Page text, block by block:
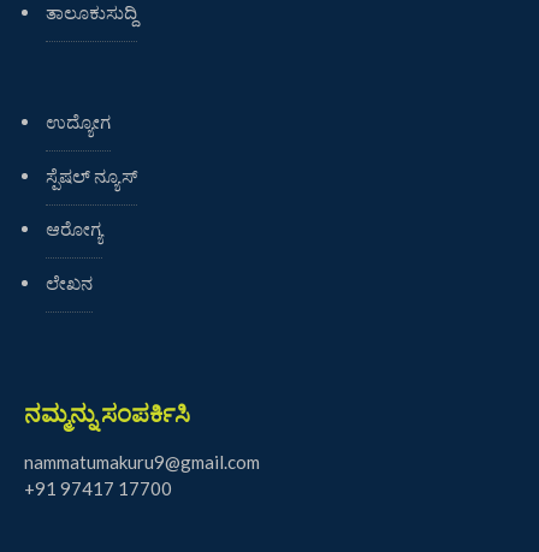
ತಾಲೂಕುಸುದ್ದಿ
ಉದ್ಯೋಗ
ಸ್ಪೆಷಲ್ ನ್ಯೂಸ್
ಆರೋಗ್ಯ
ಲೇಖನ
ನಮ್ಮನ್ನು ಸಂಪರ್ಕಿಸಿ
nammatumakuru9@gmail.com
+91 97417 17700